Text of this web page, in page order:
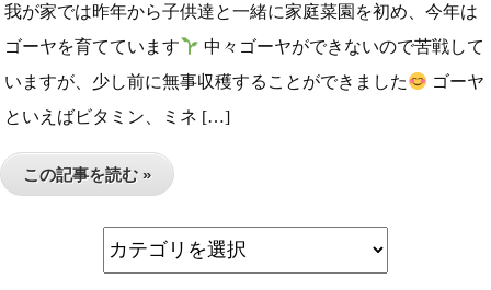
我が家では昨年から子供達と一緒に家庭菜園を初め、今年は
ゴーヤを育てています
中々ゴーヤができないので苦戦して
いますが、少し前に無事収穫することができました
ゴーヤ
といえばビタミン、ミネ […]
この記事を読む »